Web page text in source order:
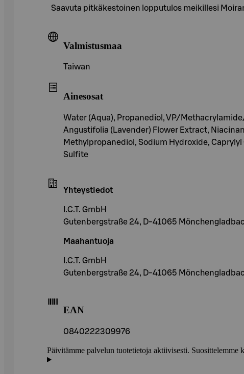
Saavuta pitkäkestoinen lopputulos meikillesi
Valmistusmaa
Taiwan
Ainesosat
Water (Aqua), Propanediol, VP/
Angustifolia (Lavender) Flower Extract,
Methylpropanediol, Sodium Hydroxide,
Sulfite
Yhteystiedot
I.C.T. GmbH
Gutenbergstraße 24, D-41065
Maahantuoja
I.C.T. GmbH
Gutenbergstraße 24, D-41065
EAN
0840222309976
Päivitämme palvelun tuotetietoja aktiivisesti. Suosittelemme